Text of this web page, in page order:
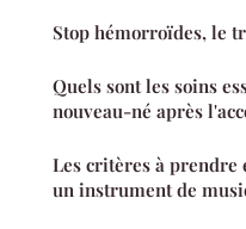
Stop hémorroïdes, le
Quels sont les soins
nouveau-né après
Les critères à prendre
un instrument de